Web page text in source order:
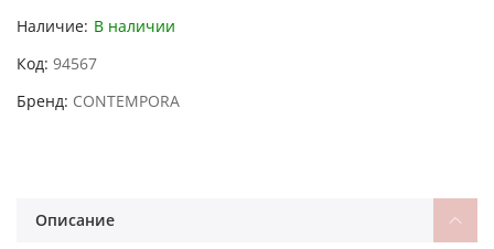
Наличие: В наличии
Код 94567
Бренд CONTEMPORA
Описание